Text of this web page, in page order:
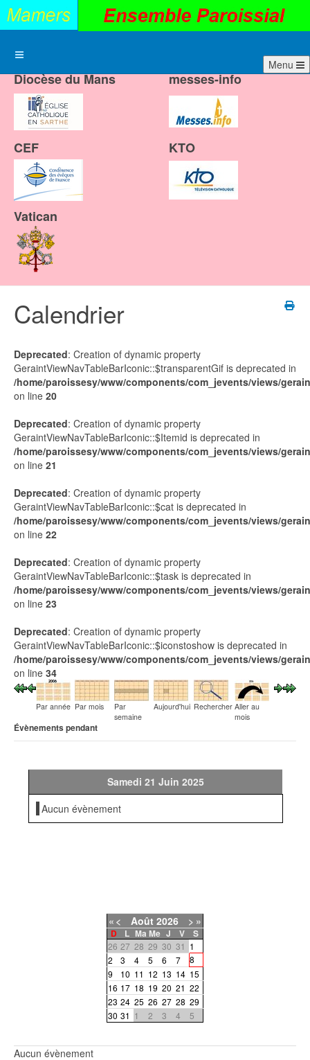
Menu
Diocèse du Mans messes-info
CEF KTO
Vatican
Calendrier
Deprecated: Creation of dynamic property
GeraintViewNavTableBarIconic::$transparentGif is deprecated in
/home/paroissesy/www/components/com_jevents/views/
on line 20
Deprecated: Creation of dynamic property
GeraintViewNavTableBarIconic::$Itemid is deprecated in
/home/paroissesy/www/components/com_jevents/views/
on line 21
Deprecated: Creation of dynamic property
GeraintViewNavTableBarIconic::$cat is deprecated in
/home/paroissesy/www/components/com_jevents/views/
on line 22
Deprecated: Creation of dynamic property
GeraintViewNavTableBarIconic::$task is deprecated in
/home/paroissesy/www/components/com_jevents/views/
on line 23
Deprecated: Creation of dynamic property
GeraintViewNavTableBarIconic::$iconstoshow is deprecated in
/home/paroissesy/www/components/com_jevents/views/
on line 34
Par année Par mois
Par
semaine
Aujourd'hui Rechercher Aller au
mois
Évènements pendant
Samedi 21 Juin 2025
Aucun évènement
« < Août 2026 > »
D L Ma Me J V S
26 27 28 29 30 31 1
2
3 4 5 6 7
8
9
10 11 12 13 14 15
16 17 18 19 20 21 22
23 24 25 26 27 28 29
30 31 1 2 3 4 5
Aucun évènement